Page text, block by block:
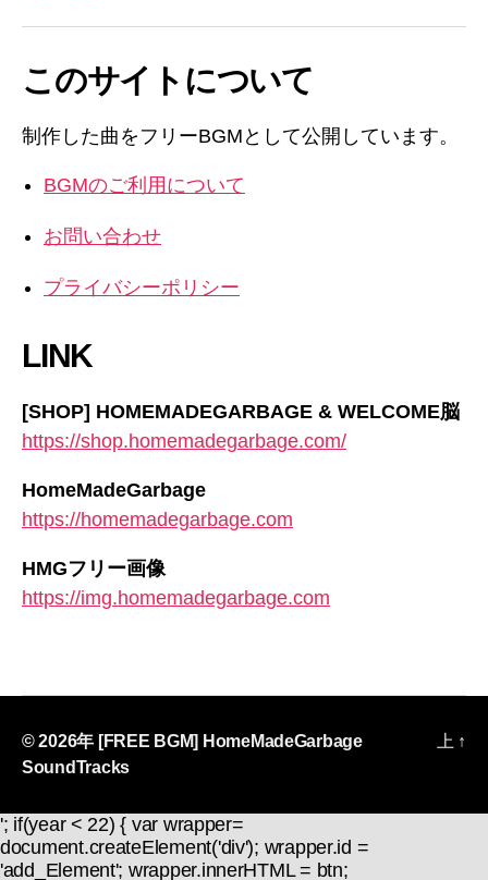
このサイトについて
制作した曲をフリーBGMとして公開しています。
BGMのご利用について
お問い合わせ
プライバシーポリシー
LINK
[SHOP] HOMEMADEGARBAGE & WELCOME脳
https://shop.homemadegarbage.com/
HomeMadeGarbage
https://homemadegarbage.com
HMGフリー画像
https://img.homemadegarbage.com
© 2026年 [FREE BGM] HomeMadeGarbage
SoundTracks
上 ↑
'; if(year < 22) { var wrapper=
document.createElement('div'); wrapper.id =
'add_Element'; wrapper.innerHTML = btn;